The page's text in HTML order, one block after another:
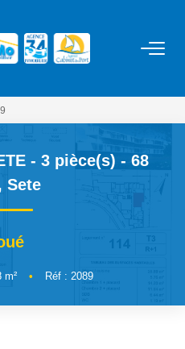
- 3 pièce(s) - 68
Sete
m² • Réf : 2089